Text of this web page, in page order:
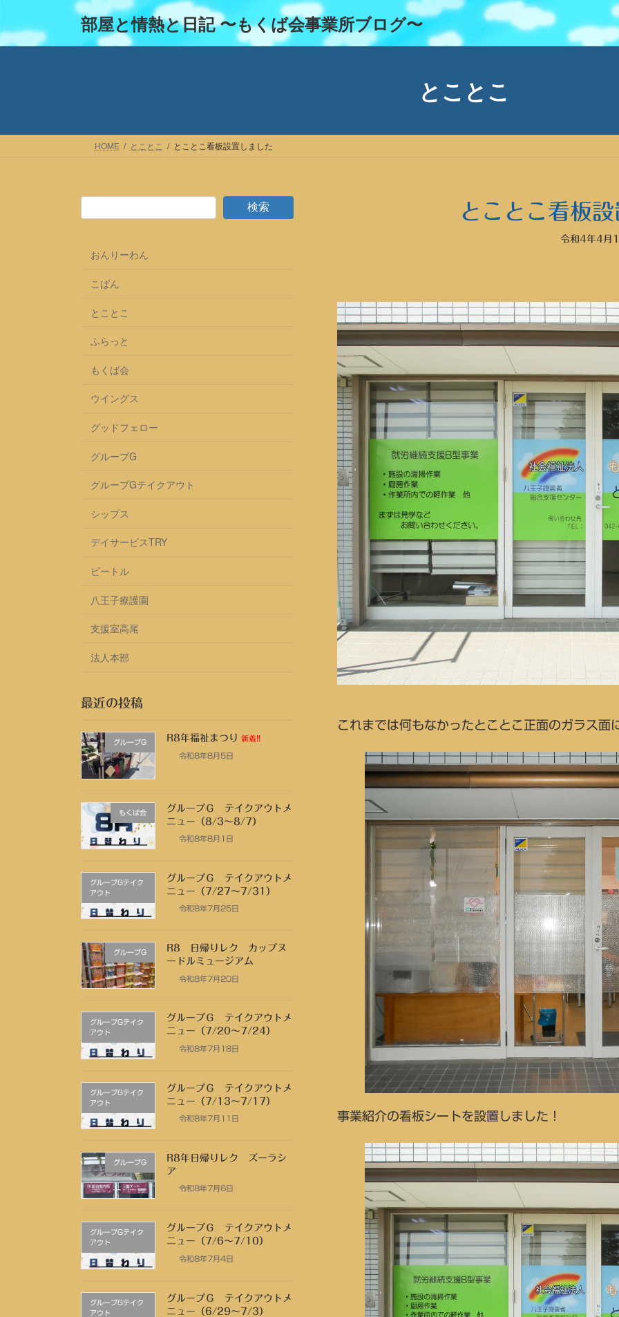
テ
ッ
ゲ
移
部屋と情熱と日記 〜もくば会事業所ブログ〜
とことこ
HOME とことこ とことこ看板設置しました
とことこ看板
令和4年4月
これまでは何もなかったとことこ正面のガラス面
事業紹介の看板シートを設置しました！
検索
おんりーわん
こぱん
とことこ
ふらっと
もくば会
ウイングス
グッドフェロー
グループG
グループGテイクアウト
シップス
デイサービスTRY
ビートル
八王子療護園
支援室高尾
法人本部
最近の投稿
グループG R8年福祉まつり 新着!!
令和8年8月5日
もくば会
グループＧ テイクアウトメ
ニュー（8/3～8/7）
令和8年8月1日
グループGテイク
アウト
グループＧ テイクアウトメ
ニュー（7/27～7/31）
令和8年7月25日
グループG
R8 日帰りレク カップヌ
ードルミュージアム
令和8年7月20日
グループGテイク
アウト
グループＧ テイクアウトメ
ニュー（7/20～7/24）
令和8年7月18日
グループGテイク
アウト
グループＧ テイクアウトメ
ニュー（7/13～7/17）
令和8年7月11日
グループG
R8年日帰りレク ズーラシ
ア
令和8年7月6日
グループGテイク
アウト
グループＧ テイクアウトメ
ニュー（7/6～7/10）
令和8年7月4日
グループGテイク
アウト
グループＧ テイクアウトメ
ニュー（6/29～7/3）